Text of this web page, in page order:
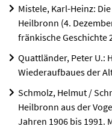
Mistele, Karl-Heinz:
Heilbronn (4.
fränkische Geschichte
Quattländer, Peter U.:
Wiederaufbaues der
Schmolz, Helmut /
Heilbronn aus der
Jahren 1906 bis 1991.